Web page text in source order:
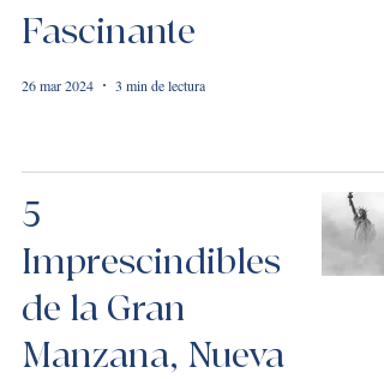
Fascinante
26 mar 2024 3 min de lectura
5
Imprescindibles
de la Gran
Manzana, Nueva